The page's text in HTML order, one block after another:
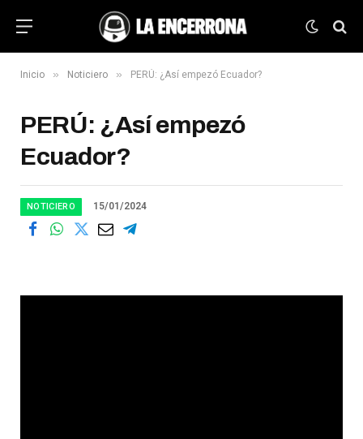
Inicio » Noticiero » PERÚ: ¿Así empezó Ecuador?
PERÚ: ¿Así empezó
Ecuador?
NOTICIERO 15/01/2024